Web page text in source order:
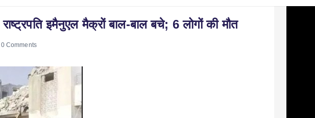
इमैनुएल मैक्रों बाल-बाल बचे; 6 लोगों की मौत
0 Comments